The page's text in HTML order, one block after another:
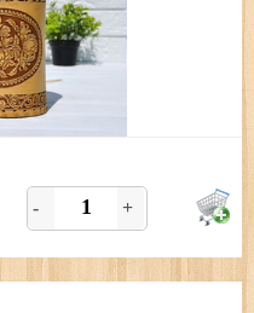
(с хватком) - 20 см,
1 л.
- +